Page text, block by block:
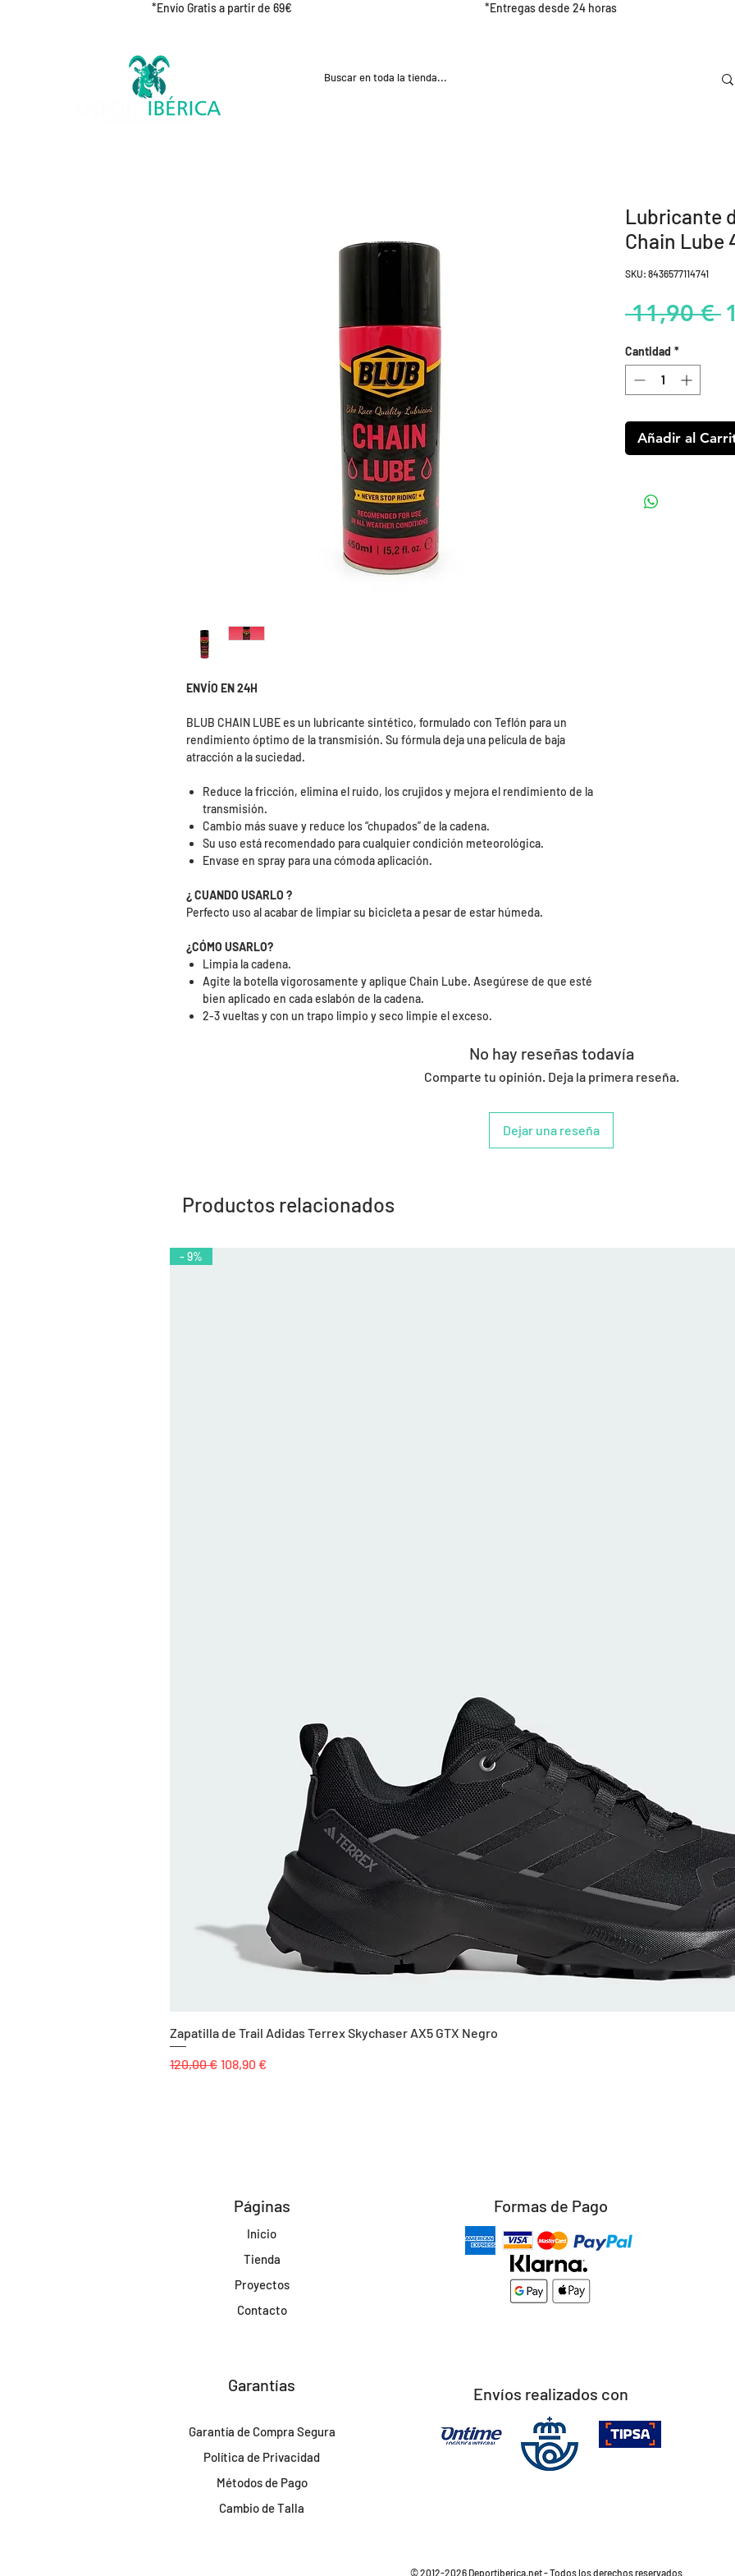
*Envío Gratis a partir de 69€ *Entregas desde 24 horas
ENVÍO EN 24H
BLUB CHAIN LUBE es un lubricante sintético, formulado con Teflón para un
rendimiento óptimo de la transmisión. Su fórmula deja una película de baja
atracción a la suciedad.
Reduce la fricción, elimina el ruido, los crujidos y mejora el rendimiento de la
transmisión.
Cambio más suave y reduce los “chupados” de la cadena.
Su uso está recomendado para cualquier condición meteorológica.
Envase en spray para una cómoda aplicación.
¿ CUANDO USARLO ?
Perfecto uso al acabar de limpiar su bicicleta a pesar de estar húmeda.
¿CÓMO USARLO?
Limpia la cadena.
Agite la botella vigorosamente y aplique Chain Lube. Asegúrese de que esté
bien aplicado en cada eslabón de la cadena.
2-3 vueltas y con un trapo limpio y seco limpie el exceso.
Lubricante
Chain Lube
SKU: 8436577114741
11,90 €
Cantidad *
Añadir al
No hay reseñas todavía
Comparte tu opinión. Deja la primera reseña.
Dejar una reseña
Productos relacionados
- 9%
Zapatilla de Trail Adidas Terrex Skychaser AX5 GTX Negro
Precio
120,00 € Precio de oferta
108,90 €
Páginas
Inicio
Tienda
Proyectos
Contacto
Garantías
Garantía de Compra Segura
Política de Privacidad
Métodos de Pago
Cambio de Talla
Formas de Pago
Envíos realizados con
© 2012-2026 Deportiberica.net - Todos los derechos reservados